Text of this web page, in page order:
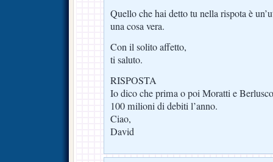
Quello che hai detto tu nella rispota è
una cosa vera.
Con il solito affetto,
ti saluto.
RISPOSTA
Io dico che prima o poi Moratti e
100 milioni di debiti l’anno.
Ciao,
David